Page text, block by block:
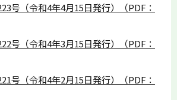
号（令和4年4月15日発行）（PDF：
号（令和4年3月15日発行）（PDF：
号（令和4年2月15日発行）（PDF：